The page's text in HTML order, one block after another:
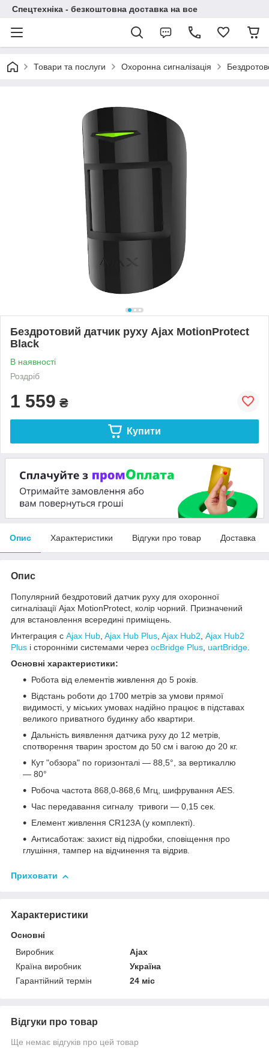
Спецтехніка - безкоштовна доставка на все
Товари та послуги Охоронна сигналізація
Бездротовий датчик руху Ajax MotionProtect
Black
В наявності
Роздріб
1 559 ₴
Купити
Опис Характеристики Відгуки про товар Доставка
Опис
Популярний бездротовий датчик руху для охоронної
сигналізації Ajax MotionProtect, колір чорний. Призначений
для встановлення всередині приміщень.
Интеграция с Ajax Hub, Ajax Hub Plus, Ajax Hub2, Ajax Hub2
Plus і сторонніми системами через ocBridge Plus, uartBridge.
Основні характеристики:
Робота від елементів живлення до 5 років.
Відстань роботи до 1700 метрів за умови прямої
видимості, у міських умовах надійно працює в підставах
великого приватного будинку або квартири.
Дальність виявлення датчика руху до 12 метрів,
спотворення тварин зростом до 50 см і вагою до 20 кг.
Кут "обзора" по горизонталі — 88,5°, за вертикаллю
— 80°
Робоча частота 868,0-868,6 Мгц, шифрування AES.
Час передавання сигналу тривоги — 0,15 сек.
Елемент живлення CR123A (у комплекті).
Антисаботаж: захист від підробки, сповіщення про
глушіння, тампер на відчинення та відрив.
Приховати
Характеристики
Основні
Виробник
Ajax
Країна виробник
Україна
Гарантійний термін
24 міс
Відгуки про товар
Ще немає відгуків про цей товар